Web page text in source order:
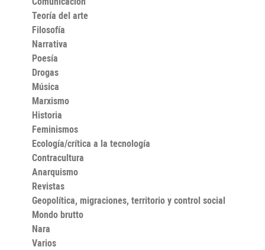
Teoría del arte
Filosofía
Narrativa
Poesía
Drogas
Música
Marxismo
Historia
Feminismos
Ecología/crítica a la tecnología
Contracultura
Anarquismo
Revistas
Geopolítica, migraciones, territorio y control social
Mondo brutto
Nara
Varios